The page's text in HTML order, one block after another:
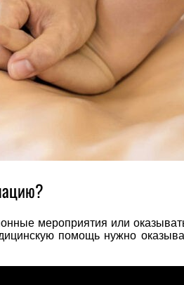
мероприятия или
помощь нужно